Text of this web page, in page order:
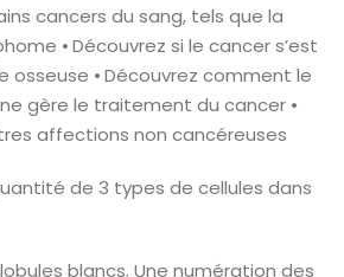
cancers du sang, tels que la
⦁ Découvrez si le cancer s’est
osseuse ⦁ Découvrez comment le
gère le traitement du cancer ⦁
affections non cancéreuses
de 3 types de cellules dans
blancs. Une numération des